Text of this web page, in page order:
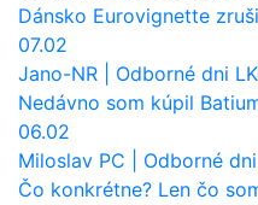
Dánsko Eurovignette
07.02
Jano-NR
Odborné dni LKQ sú
Nedávno som kúpil
06.02
Miloslav PC
Odborné dni LKQ
Čo konkrétne? Len čo